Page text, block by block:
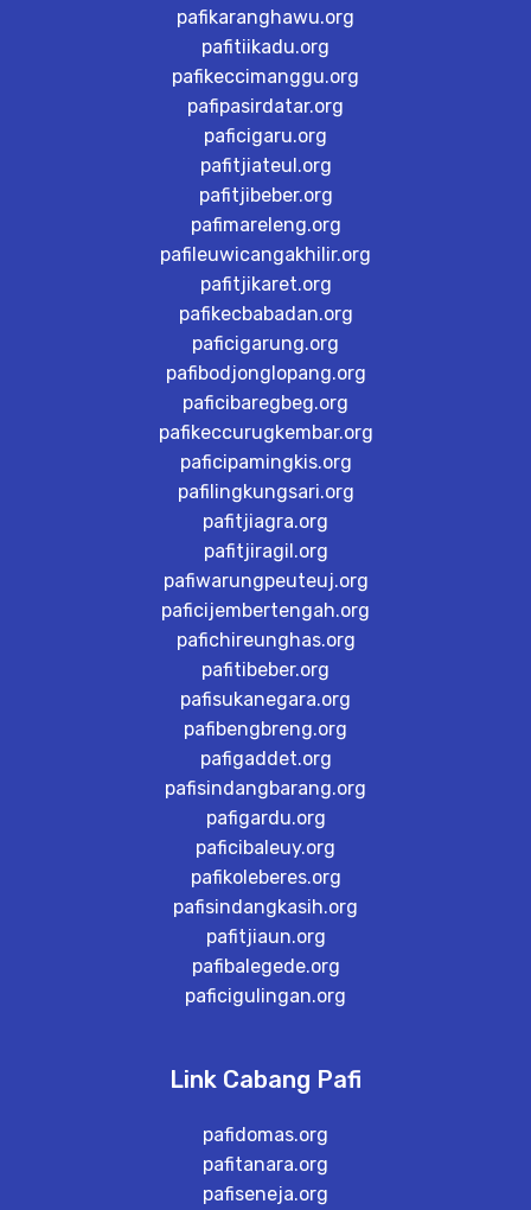
pafikaranghawu.org
pafitiikadu.org
pafikeccimanggu.org
pafipasirdatar.org
paficigaru.org
pafitjiateul.org
pafitjibeber.org
pafimareleng.org
pafileuwicangakhilir.org
pafitjikaret.org
pafikecbabadan.org
paficigarung.org
pafibodjonglopang.org
paficibaregbeg.org
pafikeccurugkembar.org
paficipamingkis.org
pafilingkungsari.org
pafitjiagra.org
pafitjiragil.org
pafiwarungpeuteuj.org
paficijembertengah.org
pafichireunghas.org
pafitibeber.org
pafisukanegara.org
pafibengbreng.org
pafigaddet.org
pafisindangbarang.org
pafigardu.org
paficibaleuy.org
pafikoleberes.org
pafisindangkasih.org
pafitjiaun.org
pafibalegede.org
paficigulingan.org
Link Cabang Pafi
pafidomas.org
pafitanara.org
pafiseneja.org